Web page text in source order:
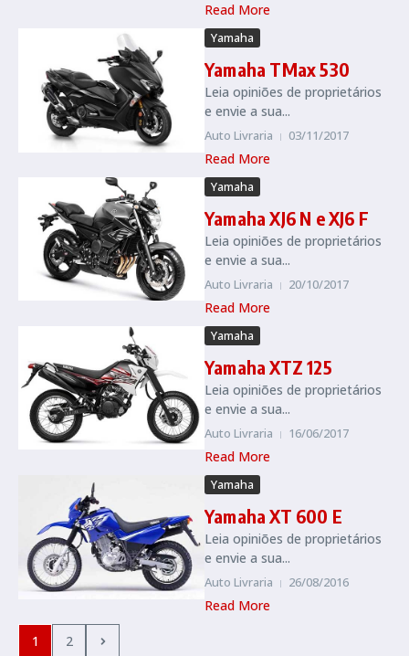
Read More
Yamaha
Yamaha TMax 530
Leia opiniões de proprietários
e envie a sua...
Auto Livraria 03/11/2017
Read More
Yamaha
Yamaha XJ6 N e XJ6 F
Leia opiniões de proprietários
e envie a sua...
Auto Livraria 20/10/2017
Read More
Yamaha
Yamaha XTZ 125
Leia opiniões de proprietários
e envie a sua...
Auto Livraria 16/06/2017
Read More
Yamaha
Yamaha XT 600 E
Leia opiniões de proprietários
e envie a sua...
Auto Livraria 26/08/2016
Read More
1
2